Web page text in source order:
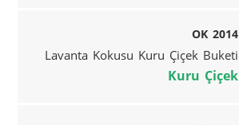
OK 2014
Lavanta Kokusu Kuru Çiçek Buketi
Kuru Çiçek